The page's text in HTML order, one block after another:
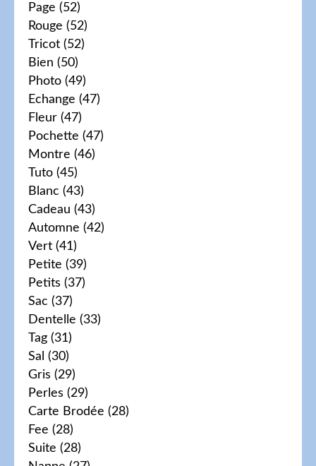
Page (52)
Rouge (52)
Tricot (52)
Bien (50)
Photo (49)
Echange (47)
Fleur (47)
Pochette (47)
Montre (46)
Tuto (45)
Blanc (43)
Cadeau (43)
Automne (42)
Vert (41)
Petite (39)
Petits (37)
Sac (37)
Dentelle (33)
Tag (31)
Sal (30)
Gris (29)
Perles (29)
Carte Brodée (28)
Fee (28)
Suite (28)